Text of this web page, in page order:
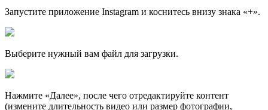
Запустите приложение Instagram и коснитесь внизу знака «+».
Выберите нужный вам файл для загрузки.
Нажмите «Далее», после чего отредактируйте контент
(измените длительность видео или размер фотографии,